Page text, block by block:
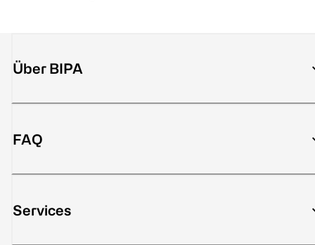
Über BIPA
FAQ
Services